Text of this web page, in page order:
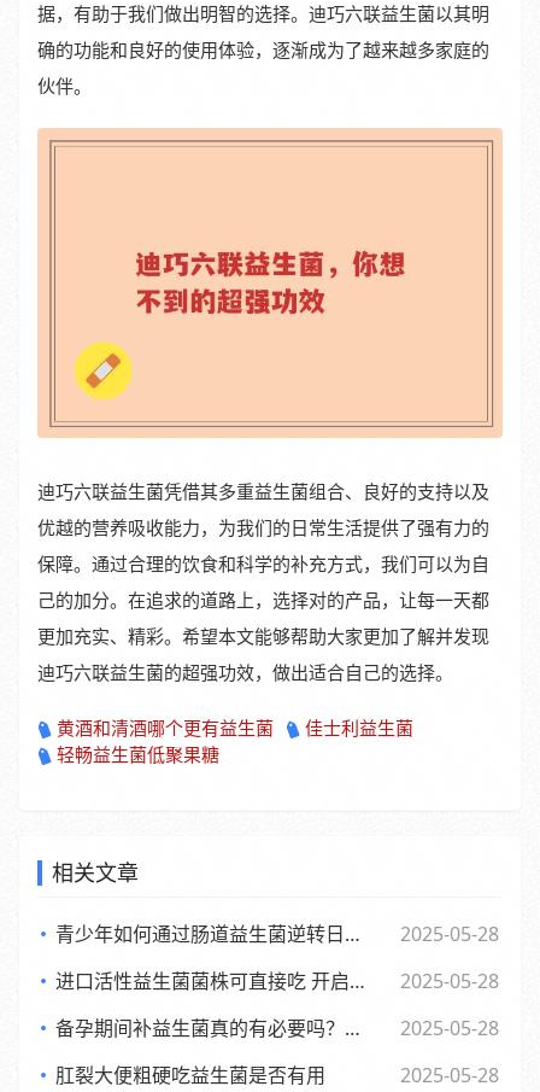
据，有助于我们做出明智的选择。迪巧六联益生菌以其明
确的功能和良好的使用体验，逐渐成为了越来越多家庭的
伙伴。
迪巧六联益生菌凭借其多重益生菌组合、良好的支持以及
优越的营养吸收能力，为我们的日常生活提供了强有力的
保障。通过合理的饮食和科学的补充方式，我们可以为自
己的加分。在追求的道路上，选择对的产品，让每一天都
更加充实、精彩。希望本文能够帮助大家更加了解并发现
迪巧六联益生菌的超强功效，做出适合自己的选择。
黄酒和清酒哪个更有益生菌
佳士利益生菌
轻畅益生菌低聚果糖
相关文章
青少年如何通过肠道益生菌逆转日常倦怠，活力满满每一天
2025-05-28
进口活性益生菌菌株可直接吃 开启健康新体验
2025-05-28
备孕期间补益生菌真的有必要吗？了解背后的和科学依据
2025-05-28
肛裂大便粗硬吃益生菌是否有用
2025-05-28